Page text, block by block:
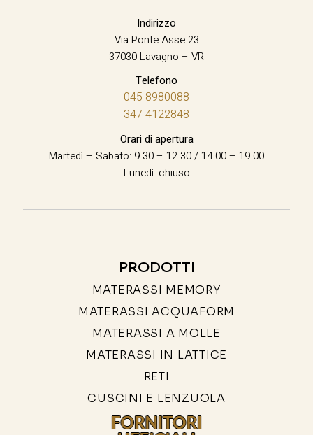
Indirizzo
Via Ponte Asse 23
37030 Lavagno – VR
Telefono
045 8980088
347 4122848
Orari di apertura
Martedì – Sabato: 9.30 – 12.30 / 14.00 – 19.00
Lunedì: chiuso
PRODOTTI
MATERASSI MEMORY
MATERASSI ACQUAFORM
MATERASSI A MOLLE
MATERASSI IN LATTICE
RETI
CUSCINI E LENZUOLA